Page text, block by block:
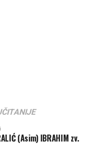
(Asim) IBRAHIM zv.